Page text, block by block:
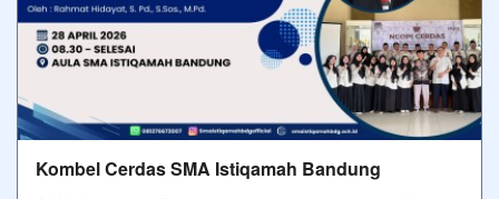
Kombel Cerdas SMA Istiqamah Bandung